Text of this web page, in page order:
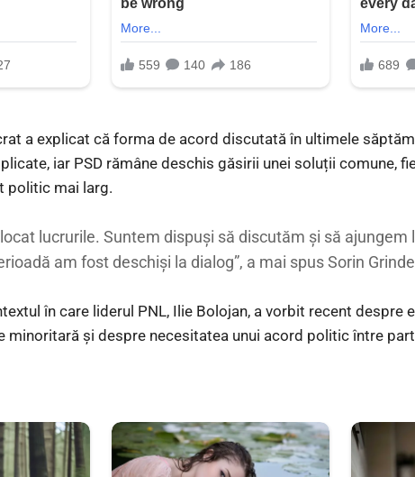
a explicat că forma de acord discutată în ultimele
iar PSD rămâne deschis găsirii unei soluții comune,
politic mai larg.
lucrurile. Suntem dispuși să discutăm și să ajungem
am fost deschiși la dialog”, a mai spus Sorin
în care liderul PNL, Ilie Bolojan, a vorbit recent despre
minoritară și despre necesitatea unui acord politic între